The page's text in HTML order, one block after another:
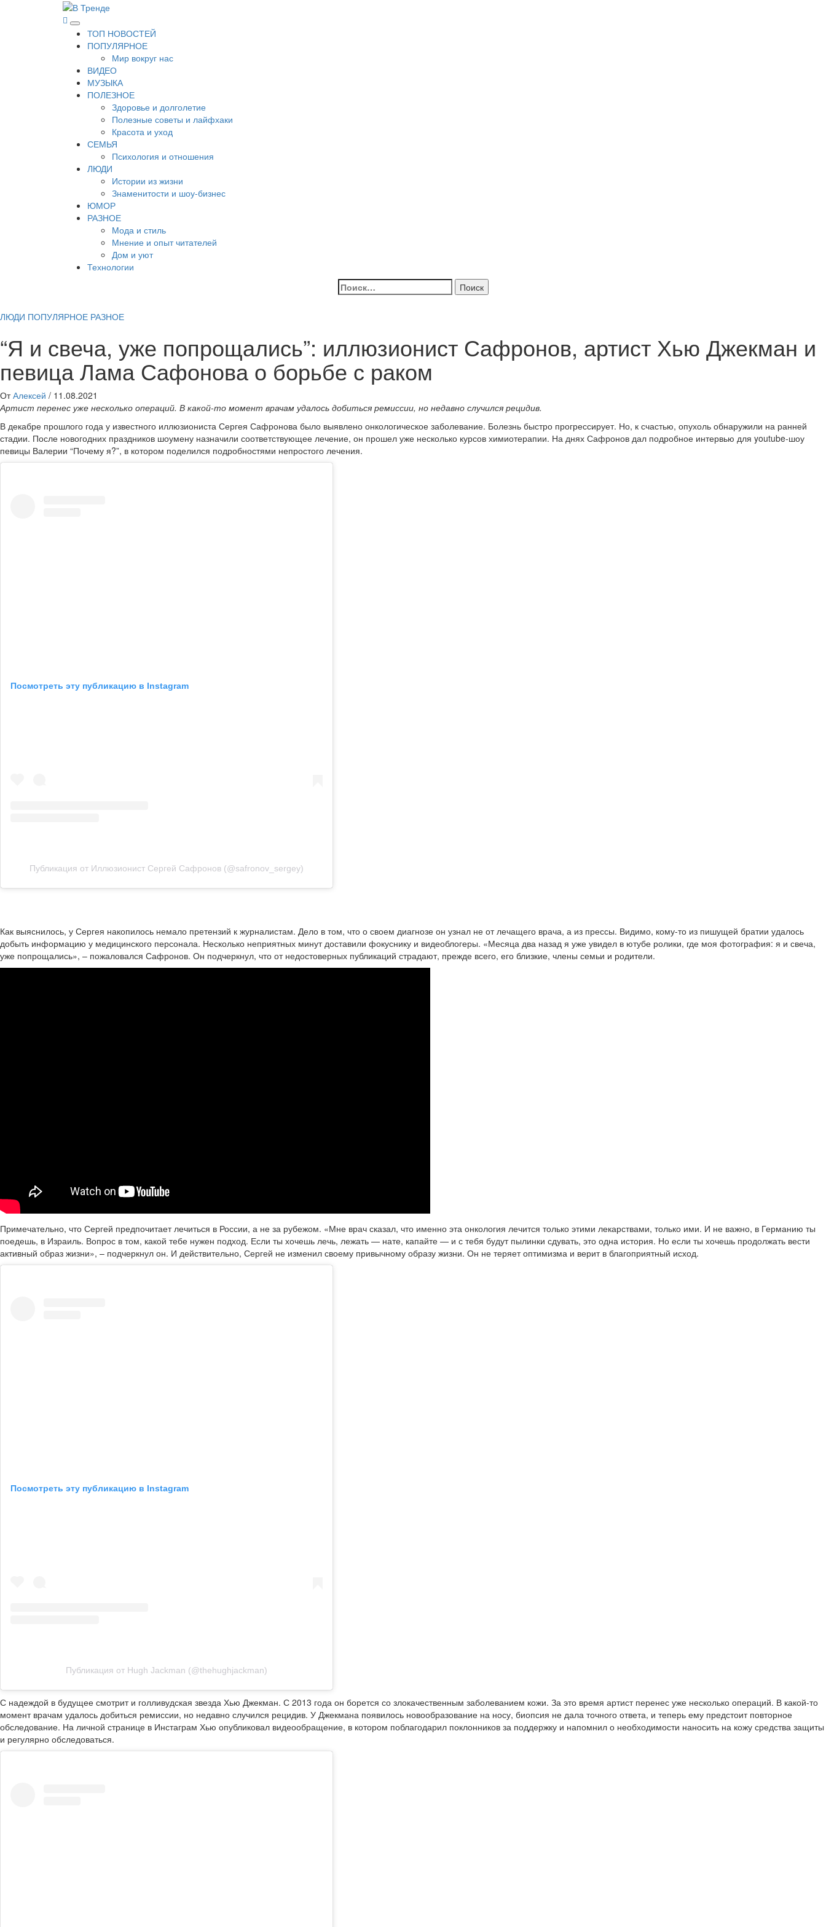
В Тренде
Самые свежие новости интернета
Основное
меню
ТОП НОВОСТЕЙ
ПОПУЛЯРНОЕ
Мир вокруг нас
ВИДЕО
МУЗЫКА
ПОЛЕЗНОЕ
Здоровье и долголетие
Полезные советы и лайфхаки
Красота и уход
СЕМЬЯ
Психология и отношения
ЛЮДИ
Истории из жизни
Знаменитости и шоу-бизнес
ЮМОР
РАЗНОЕ
Мода и стиль
Мнение и опыт читателей
Дом и уют
Технологии
Найти:
ЛЮДИ ПОПУЛЯРНОЕ РАЗНОЕ
“Я и свеча, уже попрощались”: иллюзионист Сафронов, артист Хью Джекман и
певица Лама Сафонова о борьбе с раком
От Алексей / 11.08.2021
Артист перенес уже несколько операций. В какой-то момент врачам удалось добиться ремиссии, но недавно случился рецидив.
В декабре прошлого года у известного иллюзиониста Сергея Сафронова было выявлено онкологическое заболевание. Болезнь быстро прогрессирует. Но, к счастью, опухоль обнаружили на ранней
стадии. После новогодних праздников шоумену назначили соответствующее лечение, он прошел уже несколько курсов химиотерапии. На днях Сафронов дал подробное интервью для youtube-шоу
певицы Валерии “Почему я?”, в котором поделился подробностями непростого лечения.
Посмотреть эту публикацию в Instagram
Публикация от Иллюзионист Сергей Сафронов (@safronov_sergey)
Как выяснилось, у Сергея накопилось немало претензий к журналистам. Дело в том, что о своем диагнозе он узнал не от лечащего врача, а из прессы. Видимо, кому-то из пишущей братии удалось
добыть информацию у медицинского персонала. Несколько неприятных минут доставили фокуснику и видеоблогеры. «Месяца два назад я уже увидел в ютубе ролики, где моя фотография: я и свеча,
уже попрощались», – пожаловался Сафронов. Он подчеркнул, что от недостоверных публикаций страдают, прежде всего, его близкие, члены семьи и родители.
Примечательно, что Сергей предпочитает лечиться в России, а не за рубежом. «Мне врач сказал, что именно эта онкология лечится только этими лекарствами, только ими. И не важно, в Германию ты
поедешь, в Израиль. Вопрос в том, какой тебе нужен подход. Если ты хочешь лечь, лежать — нате, капайте — и с тебя будут пылинки сдувать, это одна история. Но если ты хочешь продолжать вести
активный образ жизни», – подчеркнул он. И действительно, Сергей не изменил своему привычному образу жизни. Он не теряет оптимизма и верит в благоприятный исход.
Посмотреть эту публикацию в Instagram
Публикация от Hugh Jackman (@thehughjackman)
С надеждой в будущее смотрит и голливудская звезда Хью Джекман. С 2013 года он борется со злокачественным заболеванием кожи. За это время артист перенес уже несколько операций. В какой-то
момент врачам удалось добиться ремиссии, но недавно случился рецидив. У Джекмана появилось новообразование на носу, биопсия не дала точного ответа, и теперь ему предстоит повторное
обследование. На личной странице в Инстаграм Хью опубликовал видеообращение, в котором поблагодарил поклонников за поддержку и напомнил о необходимости наносить на кожу средства защиты
и регулярно обследоваться.